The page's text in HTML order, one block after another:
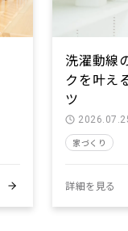
洗濯動線
クを叶え
ツ
家づくり
詳細を見る